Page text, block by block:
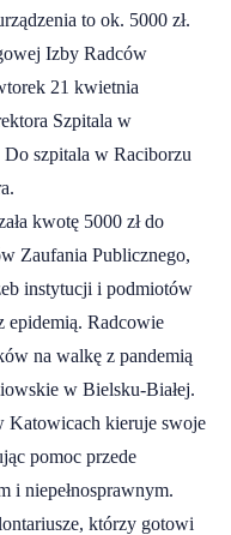
to ok. 5000 zł.
Izby Radców
21 kwietnia
Szpitala w
szpitala w Raciborzu
kwotę 5000 zł do
Zaufania Publicznego,
instytucji i podmiotów
epidemią. Radcowie
na walkę z pandemią
w Bielsku-Białej.
Katowicach kieruje swoje
pomoc przede
i niepełnosprawnym.
którzy gotowi